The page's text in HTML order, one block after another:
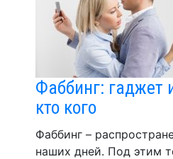
Фаббинг: гаджет
кто кого
Фаббинг –
наших дней. Под этим